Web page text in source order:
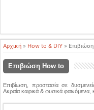
Αρχική » How to & DIY »
Επιβιώση How to
Επιβίωση, προστασία σε
Ακραία καιρικά & φυσικά φαινόμενα,